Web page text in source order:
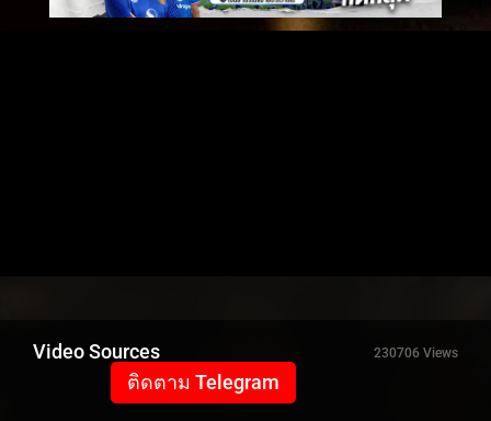
Video Sources 230706 Views
ติดตาม Telegram